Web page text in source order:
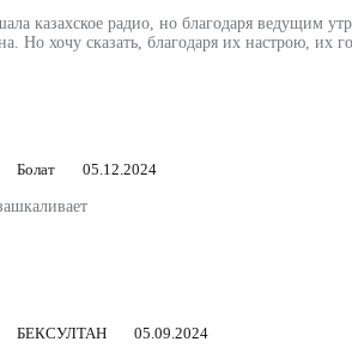
казахское радио, но благодаря ведущим
Но хочу сказать, благодаря их настрою, их
Болат 05.12.2024
БЕКСУЛТАН 05.09.2024